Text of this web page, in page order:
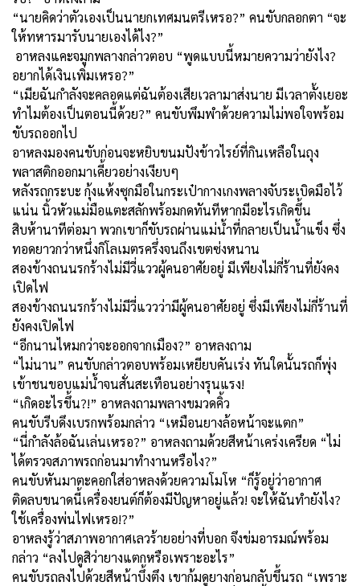
“นายคิดว่าตัวเองเป็นนายกเทศมนตรีเหรอ?” คนขับกลอกตา “จะ
ให้ทหารมารับนายเองได้ไง?”
อาหลงแคะจมูกพลางกล่าวตอบ “พูดแบบนี้หมายความว่ายังไง?
อยากได้เงินเพิ่มเหรอ?”
“เมียฉันกำลังจะคลอดแต่ฉันต้องเสียเวลามาส่งนาย มีเวลาตั้งเยอะ
ทำไมต้องเป็นตอนนี้ด้วย?” คนขับพึมพำด้วยความไม่พอใจพร้อม
ขับรถออกไป
อาหลงมองคนขับก่อนจะหยิบขนมปังข้าวไรย์ที่กินเหลือในถุง
พลาสติกออกมาเคี้ยวอย่างเงียบๆ
หลังรถกระบะ กุ้งแห้งซุกมือในกระเป๋ากางเกงพลางจับระเบิดมือไว้
แน่น นิ้วหัวแม่มือแตะสลักพร้อมกดทันทีหากมีอะไรเกิดขึ้น
สิบห้านาทีต่อมา พวกเขาก็ขับรถผ่านแม่น้ำที่กลายเป็นน้ำแข็ง ซึ่ง
ทอดยาวกว่าหนึ่งกิโลเมตรครึ่งจนถึงเขตซ่งหนาน
สองข้างถนนรกร้างไม่มีวี่แววผู้คนอาศัยอยู่ มีเพียงไม่กี่ร้านที่ยังคง
เปิดไฟ
สองข้างถนนรกร้างไม่มีวี่แววว่ามีผู้คนอาศัยอยู่ ซึ่งมีเพียงไม่กี่ร้านที่
ยังคงเปิดไฟ
“อีกนานไหมกว่าจะออกจากเมือง?” อาหลงถาม
“ไม่นาน” คนขับกล่าวตอบพร้อมเหยียบคันเร่ง ทันใดนั้นรถก็พุ่ง
เข้าชนขอบแม่น้ำจนสั่นสะเทือนอย่างรุนแรง!
“เกิดอะไรขึ้น?!” อาหลงถามพลางขมวดคิ้ว
คนขับรีบดึงเบรกพร้อมกล่าว “เหมือนยางล้อหน้าจะแตก”
“นี่กำลังล้อฉันเล่นเหรอ?” อาหลงถามด้วยสีหน้าเคร่งเครียด “ไม่
ได้ตรวจสภาพรถก่อนมาทำงานหรือไง?”
คนขับหันมาตะคอกใส่อาหลงด้วยความโมโห “ก็รู้อยู่ว่าอากาศ
ติดลบขนาดนี้เครื่องยนต์ก็ต้องมีปัญหาอยู่แล้ว! จะให้ฉันทำยังไง?
ใช้เครื่องพ่นไฟเหรอ!?”
อาหลงรู้ว่าสภาพอากาศเลวร้ายอย่างที่บอก จึงข่มอารมณ์พร้อม
กล่าว “ลงไปดูสิว่ายางแตกหรือเพราะอะไร”
คนขับรถลงไปด้วยสีหน้าบึ้งตึง เขาก้มดูยางก่อนกลับขึ้นรถ “เพราะ